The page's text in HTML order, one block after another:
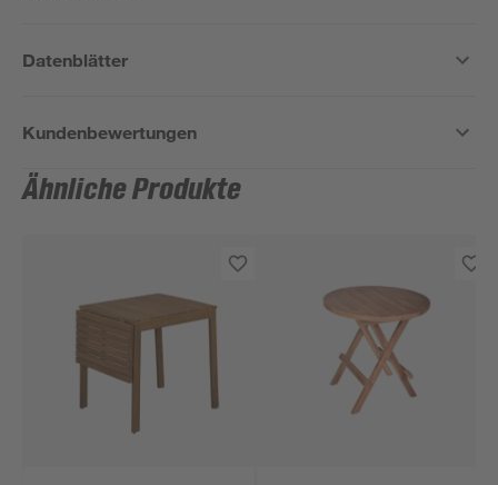
Datenblätter
Kundenbewertungen
Ähnliche Produkte